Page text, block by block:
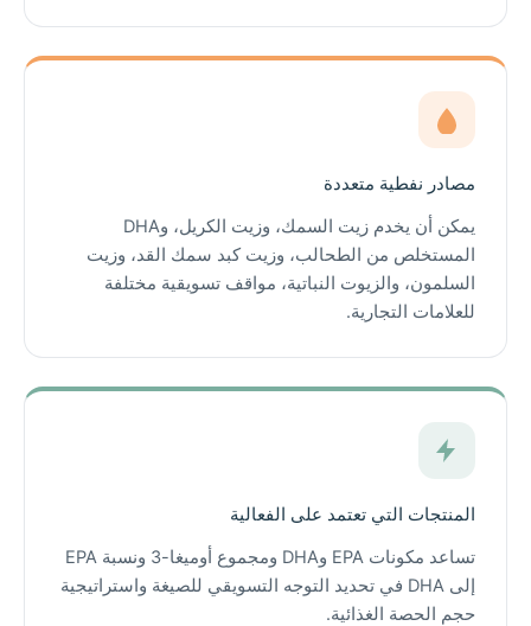
مصادر نفطية متعددة
يمكن أن يخدم زيت السمك، وزيت الكريل، وDHA
المستخلص من الطحالب، وزيت كبد سمك القد، وزيت
السلمون، والزيوت النباتية، مواقف تسويقية مختلفة
للعلامات التجارية.
المنتجات التي تعتمد على الفعالية
تساعد مكونات EPA وDHA ومجموع أوميغا-3 ونسبة EPA
إلى DHA في تحديد التوجه التسويقي للصيغة واستراتيجية
حجم الحصة الغذائية.